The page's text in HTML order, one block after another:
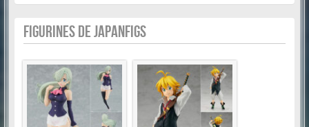
FIGURINES DE JAPANFIGS